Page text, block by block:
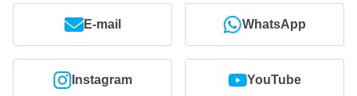
E-mail WhatsApp
Instagram YouTube